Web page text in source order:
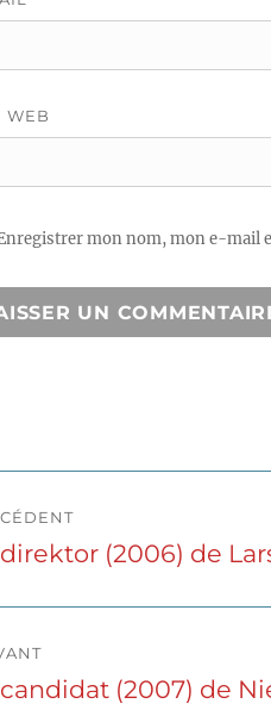
WEB
mon nom, mon e-mail
(2006) de
(2007) de